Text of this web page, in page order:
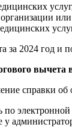
за 2024 год и
справки
по
у